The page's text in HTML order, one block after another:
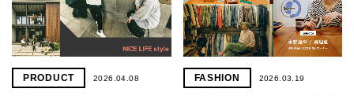
PRODUCT 2026.04.08 FASHION 2026.03.19